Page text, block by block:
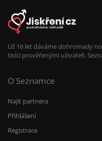
Už 16 let dáváme dohromady
tisíci prověřenými uživateli.
O Seznamce
Najít partnera
Přihlášení
Registrace